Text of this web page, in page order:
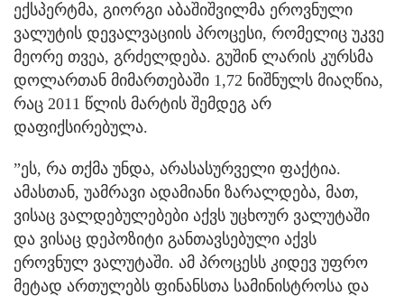
ექსპერტმა, გიორგი აბაშიშვილმა ეროვნული
ვალუტის დევალვაციის პროცესი, რომელიც უკვე
მეორე თვეა, გრძელდება. გუშინ ლარის კურსმა
დოლართან მიმართებაში 1,72 ნიშნულს მიაღწია,
რაც 2011 წლის მარტის შემდეგ არ
დაფიქსირებულა.
”ეს, რა თქმა უნდა, არასასურველი ფაქტია.
ამასთან, უამრავი ადამიანი ზარალდება, მათ,
ვისაც ვალდებულებები აქვს უცხოურ ვალუტაში
და ვისაც დეპოზიტი განთავსებული აქვს
ეროვნულ ვალუტაში. ამ პროცესს კიდევ უფრო
მეტად ართულებს ფინანსთა სამინისტროსა და